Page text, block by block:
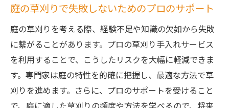
庭の草刈りで失敗しないためのプロのサポート
庭の草刈りを考える際、経験不足や知識の欠如から失敗
に繋がることがあります。プロの草刈り手入れサービス
を利用することで、こうしたリスクを大幅に軽減できま
す。専門家は庭の特性を的確に把握し、最適な方法で草
刈りを進めます。さらに、プロのサポートを受けること
で、庭に適した草刈りの頻度や方法を学べるので、将来